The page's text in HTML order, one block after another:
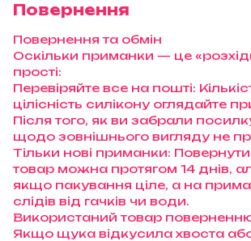
Повернення
Повернення та обмін
Оскільки приманки — це
прості:
Перевіряйте все на пошті:
цілісність силікону оглядайте
Після того, як ви забрали
щодо зовнішнього вигляду не
Тільки нові приманки:
товар можна протягом 14 днів,
якщо пакування ціле, а на
слідів від гачків чи води.
Використаний товар
Якщо щука відкусила хвоста